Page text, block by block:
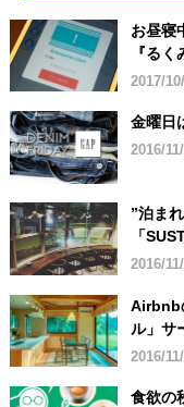
お昼寝
『る
2017/
金曜日
2016/
”泊ま
「
2016/
Airbnb
ル」サ
2016/
食欲の